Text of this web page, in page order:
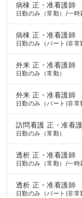
病棟正・准看護師
日勤のみ（常勤） /一時
病棟正・准看護師
日勤のみ（パート(非常
外来正・准看護師
日勤のみ（常勤）
外来正・准看護師
日勤のみ（パート(非常
訪問看護正・准看
日勤のみ（常勤）
透析正・准看護師
日勤のみ（常勤） /一時
透析正・准看護師
日勤のみ（パート(非常